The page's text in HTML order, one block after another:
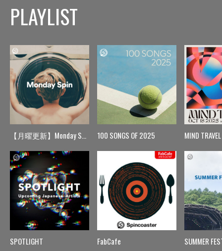
PLAYLIST
【月曜更新】Monday Spin
SPOTLIGHT
100 SONGS OF 2025
FabCafe
MIND TRAVEL
SUMMER